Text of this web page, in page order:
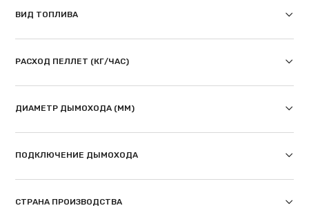
ВИД ТОПЛИВА
РАСХОД ПЕЛЛЕТ (КГ/ЧАС)
ДИАМЕТР ДЫМОХОДА (ММ)
ПОДКЛЮЧЕНИЕ ДЫМОХОДА
СТРАНА ПРОИЗВОДСТВА